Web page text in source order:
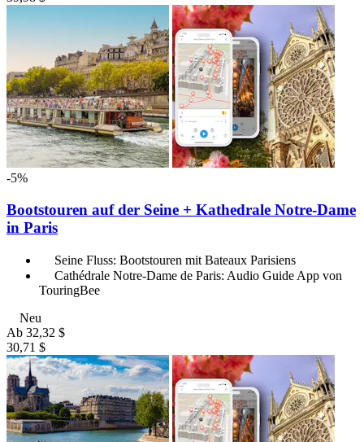
-5%
Bootstouren auf der Seine + Kathedrale Notre-Dame
in Paris
Seine Fluss: Bootstouren mit Bateaux Parisiens
Cathédrale Notre-Dame de Paris: Audio Guide App von
TouringBee
Neu
Ab 32,32 $
30,71 $